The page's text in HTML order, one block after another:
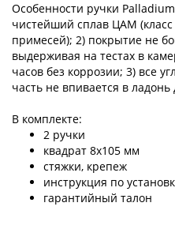
Особенности ручки
чистейший сплав ЦАМ
примесей); 2) покрытие не
выдерживая на тестах в
часов без коррозии; 3) все
часть не впивается в
В комплекте:
2 ручки
квадрат 8х105 мм
стяжки, крепеж
инструкция по
гарантийный талон